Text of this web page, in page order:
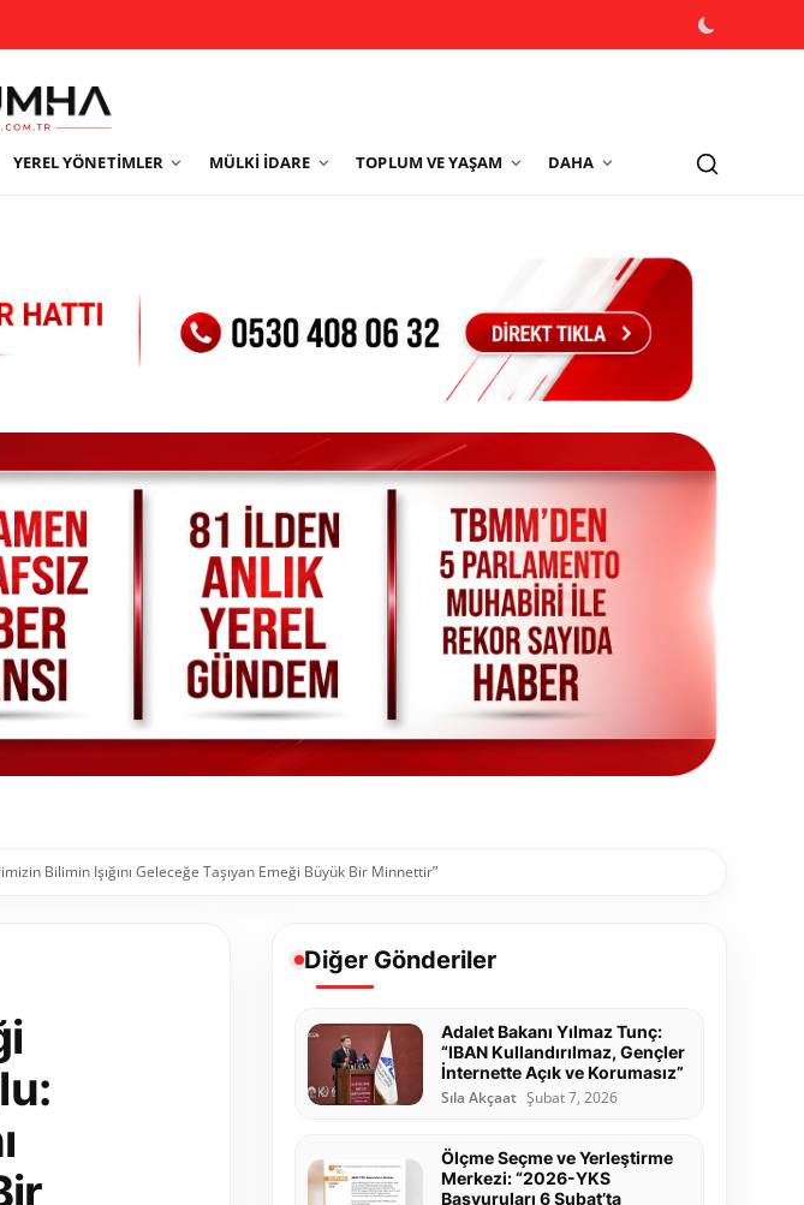
YEREL YÖNETIMLER MÜLKI İDARE TOPLUM VE YAŞAM DAHA
Bilimin Işığını Geleceğe Taşıyan Emeği Büyük Bir Minnettir”
Diğer Gönderiler
Adalet Bakanı Yılmaz Tunç:
“IBAN Kullandırılmaz, Gençler
İnternette Açık ve Korumasız”
Sıla Akçaat Şubat 7, 2026
Ölçme Seçme ve Yerleştirme
Merkezi: “2026-YKS
Başvuruları 6 Şubat’ta